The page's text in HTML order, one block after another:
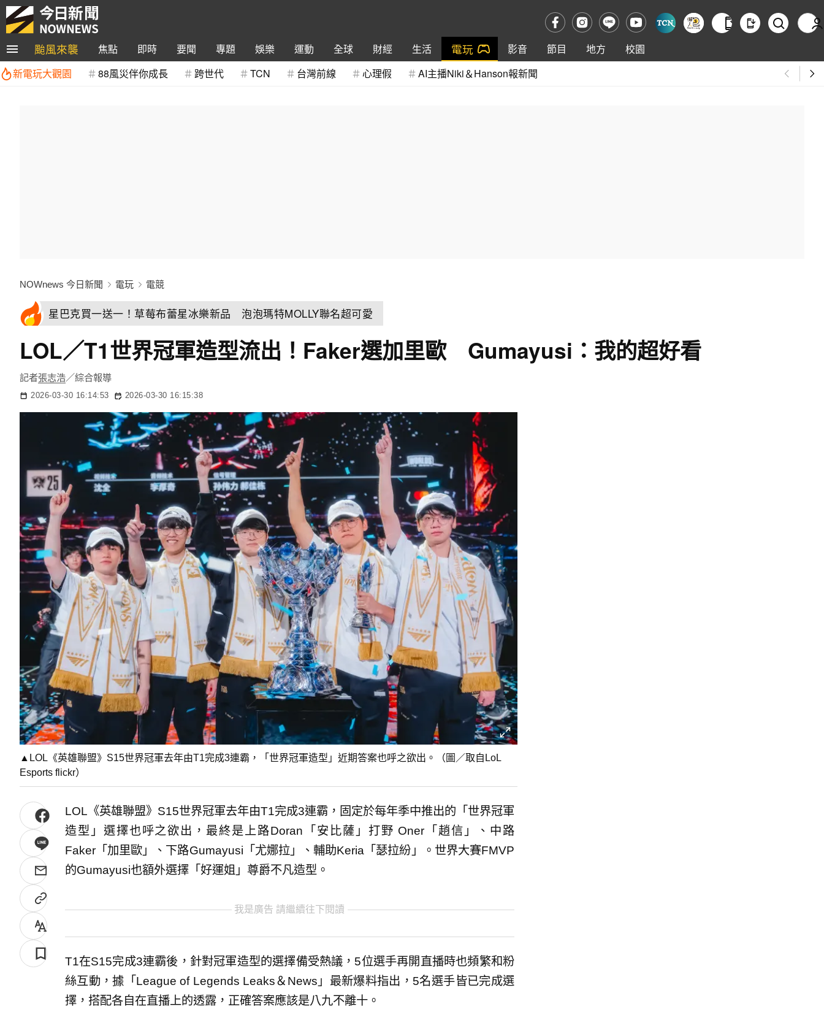
颱風來襲 焦點 即時 要聞 專題 娛樂 運動 全球 財經 生活 電玩 影音 節目 地方
校園
新電玩大觀園
88風災伴你成長 跨世代 TCN 台灣前線 心理假 AI主播Niki＆Hanson報新聞
NOWnews 今日新聞 電玩 電競
星巴克買一送一！草莓布蕾星冰樂新品 泡泡瑪特MOLLY聯名超可愛
LOL／T1世界冠軍造型流出！Faker選加里歐 Gumayusi：我的超好看
記者張志浩／綜合報導
2026-03-30 16:14:53 2026-03-30 16:15:38
▲LOL《英雄聯盟》S15世界冠軍去年由T1完成3連霸，「世界冠軍造型」近期答案也呼之欲出。（圖／取自LoL
Esports flickr）
LOL《英雄聯盟》S15世界冠軍去年由T1完成3連霸，固定於每年季中推出的「世界冠軍
造型」選擇也呼之欲出，最終是上路Doran「安比薩」打野 Oner「趙信」、中路
Faker「加里歐」、下路Gumayusi「尤娜拉」、輔助Keria「瑟拉紛」。世界大賽FMVP
的Gumayusi也額外選擇「好運姐」尊爵不凡造型。
我是廣告 請繼續往下閱讀
T1在S15完成3連霸後，針對冠軍造型的選擇備受熱議，5位選手再開直播時也頻繁和粉
絲互動，據「League of Legends Leaks＆News」最新爆料指出，5名選手皆已完成選
擇，搭配各自在直播上的透露，正確答案應該是八九不離十。